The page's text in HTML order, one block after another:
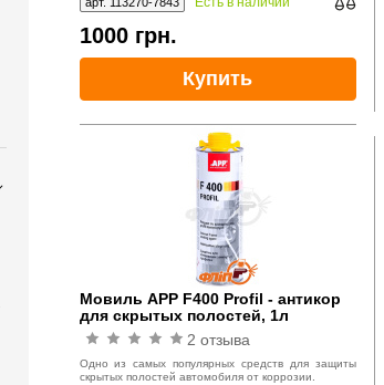
1000 грн.
Купить
Мовиль APP F400 Profil - антикор
для скрытых полостей, 1л
янтарный
2 отзыва
Одно из самых популярных средств для защиты
скрытых полостей автомобиля от коррозии.